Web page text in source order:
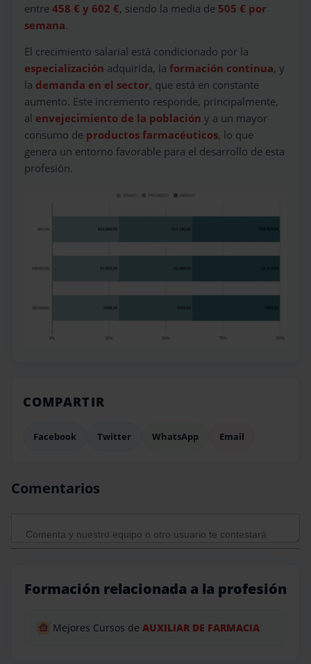
entre 458 € y 602 €, siendo la media de 505 € por
semana.
El crecimiento salarial está condicionado por la
especialización adquirida, la formación continua, y
la demanda en el sector, que está en constante
aumento. Este incremento responde, principalmente,
al envejecimiento de la población y a un mayor
consumo de productos farmacéuticos, lo que
genera un entorno favorable para el desarrollo de esta
profesión.
COMPARTIR
Facebook Twitter WhatsApp Email
Comentarios
Formación relacionada a la profesión
Mejores Cursos de AUXILIAR DE FARMACIA